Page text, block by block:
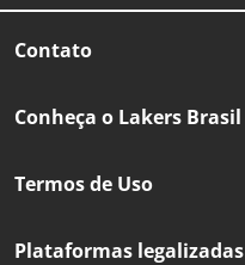
Contato
Conheça o Lakers Brasil
Termos de Uso
Plataformas legalizadas